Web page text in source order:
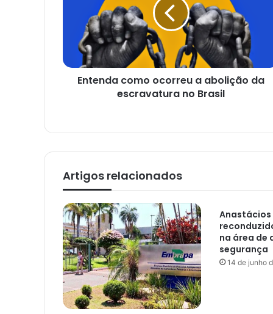
m
a
Entenda como ocorreu a abolição da
escravatura no Brasil
Artigos relacionados
Anastácios
na área de
segurança
14 de junho